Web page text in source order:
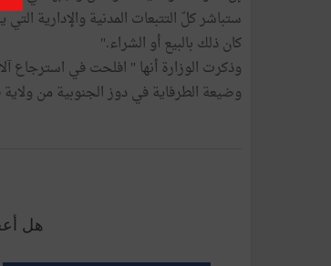
ستباشر كلّ التتبعات المدنية والإدارية
كان ذلك بالبيع أو الشراء."
وذكرت الوزارة أنها " افلحت في استرجاع
وضيعة الطرفاية في دوز الجنوبية من
هل